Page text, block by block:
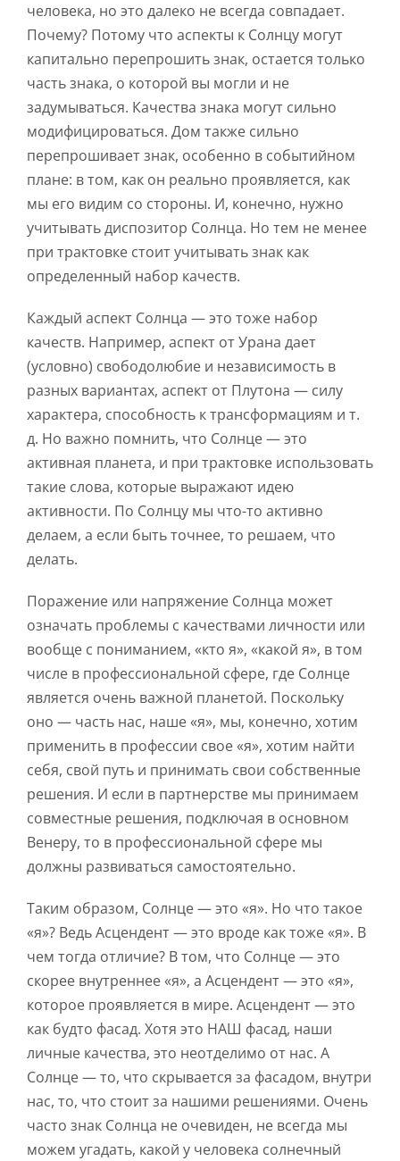
человека, но это далеко не всегда совпадает.
Почему? Потому что аспекты к Солнцу могут
капитально перепрошить знак, остается только
часть знака, о которой вы могли и не
задумываться. Качества знака могут сильно
модифицироваться. Дом также сильно
перепрошивает знак, особенно в событийном
плане: в том, как он реально проявляется, как
мы его видим со стороны. И, конечно, нужно
учитывать диспозитор Солнца. Но тем не менее
при трактовке стоит учитывать знак как
определенный набор качеств.
Каждый аспект Солнца — это тоже набор
качеств. Например, аспект от Урана дает
(условно) свободолюбие и независимость в
разных вариантах, аспект от Плутона — силу
характера, способность к трансформациям и т.
д. Но важно помнить, что Солнце — это
активная планета, и при трактовке использовать
такие слова, которые выражают идею
активности. По Солнцу мы что-то активно
делаем, а если быть точнее, то решаем, что
делать.
Поражение или напряжение Солнца может
означать проблемы с качествами личности или
вообще с пониманием, «кто я», «какой я», в том
числе в профессиональной сфере, где Солнце
является очень важной планетой. Поскольку
оно — часть нас, наше «я», мы, конечно, хотим
применить в профессии свое «я», хотим найти
себя, свой путь и принимать свои собственные
решения. И если в партнерстве мы принимаем
совместные решения, подключая в основном
Венеру, то в профессиональной сфере мы
должны развиваться самостоятельно.
Таким образом, Солнце — это «я». Но что такое
«я»? Ведь Асцендент — это вроде как тоже «я». В
чем тогда отличие? В том, что Солнце — это
скорее внутреннее «я», а Асцендент — это «я»,
которое проявляется в мире. Асцендент — это
как будто фасад. Хотя это НАШ фасад, наши
личные качества, это неотделимо от нас. А
Солнце — то, что скрывается за фасадом, внутри
нас, то, что стоит за нашими решениями. Очень
часто знак Солнца не очевиден, не всегда мы
можем угадать, какой у человека солнечный